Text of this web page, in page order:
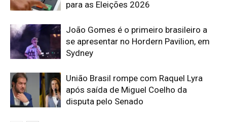
para as Eleições 2026
João Gomes é o primeiro brasileiro a
se apresentar no Hordern Pavilion, em
Sydney
União Brasil rompe com Raquel Lyra
após saída de Miguel Coelho da
disputa pelo Senado